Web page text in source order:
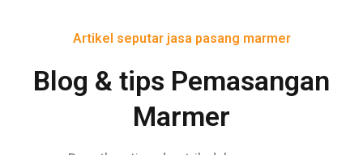
Artikel seputar jasa pasang marmer
Blog & tips Pemasangan
Marmer